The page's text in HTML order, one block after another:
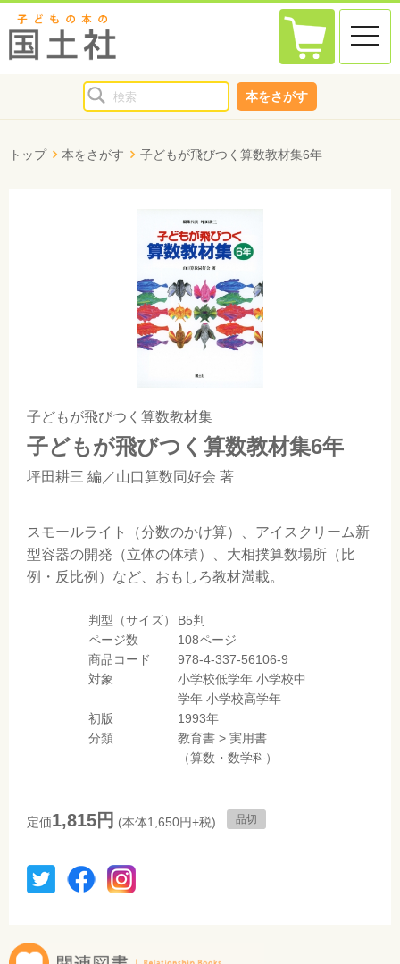
toggle
本をさがす
トップ 本をさがす 子どもが飛びつく算数教材集6年
子どもが飛びつく算数教材集
子どもが飛びつく算数教材集6年
坪田耕三 編／山口算数同好会 著
スモールライト（分数のかけ算）、アイスクリーム新
型容器の開発（立体の体積）、大相撲算数場所（比
例・反比例）など、おもしろ教材満載。
判型（サイズ）
B5判
ページ数
108ページ
商品コード
978-4-337-56106-9
対象
小学校低学年 小学校中
学年 小学校高学年
初版
1993年
分類
教育書 > 実用書
（算数・数学科）
定価1,815円 (本体1,650円+税) 品切